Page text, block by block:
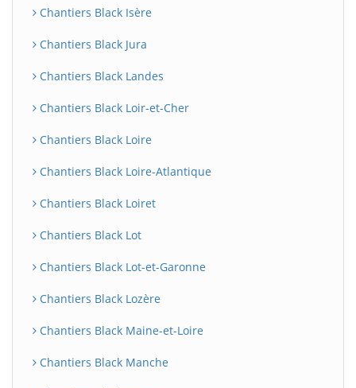
Chantiers Black Isère
Chantiers Black Jura
Chantiers Black Landes
Chantiers Black Loir-et-Cher
Chantiers Black Loire
Chantiers Black Loire-Atlantique
Chantiers Black Loiret
Chantiers Black Lot
Chantiers Black Lot-et-Garonne
Chantiers Black Lozère
Chantiers Black Maine-et-Loire
Chantiers Black Manche